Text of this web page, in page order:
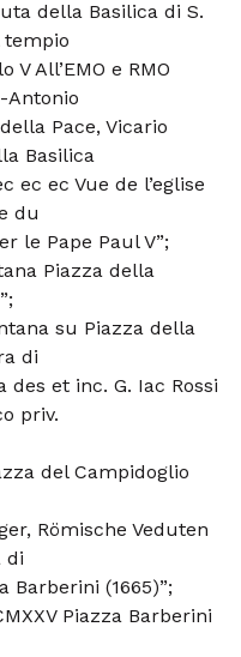
della Basilica di S.
tempio
All’EMO e RMO
Antonio
Pace, Vicario
Basilica
ec ec Vue de l’eglise
du
le Pape Paul V”;
Piazza della
su Piazza della
di
des et inc. G. Iac Rossi
priv.
del Campidoglio
Römische Veduten
di
Barberini (1665)”;
Piazza Barberini